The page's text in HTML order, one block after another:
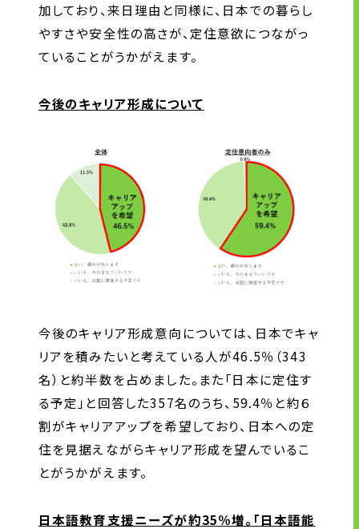
加しており、来日理由と同様に、日本での暮らし
やすさや安全性の高さが、定住意欲につながっ
ていることがうかがえます。
今後のキャリア形成について
今後のキャリア形成意向については、日本でキャ
リアを積みたいと考えている人が46.5％（343
名）と約半数を占めました。また「日本に定住す
る予定」と回答した357名のうち、59.4％と約６
割がキャリアアップを希望しており、日本への定
住を見据えながらキャリア形成を望んでいるこ
とがうかがえます。
日本語教育支援ニーズが約35％増。「日本語能